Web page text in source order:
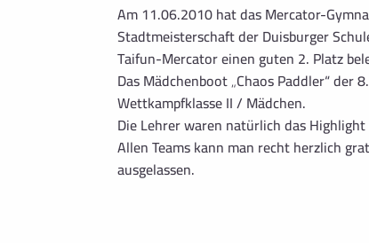
Am 11.06.2010 hat das Mercator-
Stadtmeisterschaft der Duisburger
Taifun-Mercator einen guten 2. Platz
Das Mädchenboot „Chaos Paddler“
Wettkampfklasse II / Mädchen.
Die Lehrer waren natürlich das
Allen Teams kann man recht herzlich
ausgelassen.